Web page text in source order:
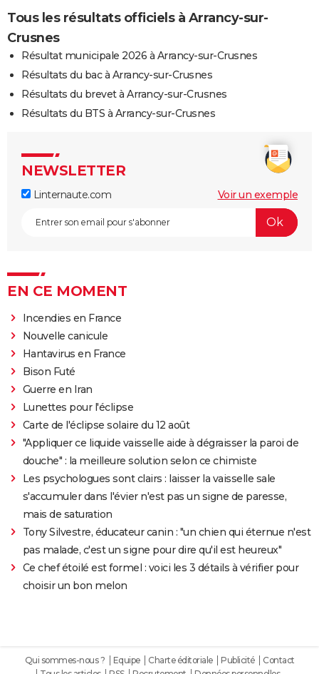
Tous les résultats officiels à Arrancy-sur-
Crusnes
Résultat municipale 2026 à Arrancy-sur-Crusnes
Résultats du bac à Arrancy-sur-Crusnes
Résultats du brevet à Arrancy-sur-Crusnes
Résultats du BTS à Arrancy-sur-Crusnes
NEWSLETTER
Linternaute.com Voir un exemple
EN CE MOMENT
Incendies en France
Nouvelle canicule
Hantavirus en France
Bison Futé
Guerre en Iran
Lunettes pour l'éclipse
Carte de l'éclipse solaire du 12 août
"Appliquer ce liquide vaisselle aide à dégraisser la paroi de
douche" : la meilleure solution selon ce chimiste
Les psychologues sont clairs : laisser la vaisselle sale
s'accumuler dans l'évier n'est pas un signe de paresse,
mais de saturation
Tony Silvestre, éducateur canin : "un chien qui éternue n'est
pas malade, c'est un signe pour dire qu'il est heureux"
Ce chef étoilé est formel : voici les 3 détails à vérifier pour
choisir un bon melon
Qui sommes-nous ? Equipe Charte éditoriale Publicité
Contact